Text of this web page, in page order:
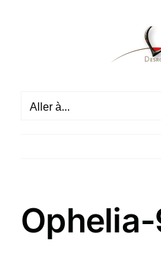
Aller à...